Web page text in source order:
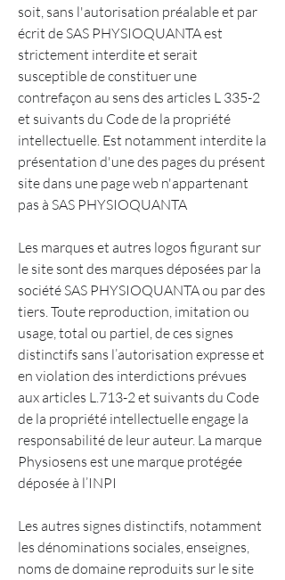
soit, sans l'autorisation préalable et par
écrit de SAS PHYSIOQUANTA est
strictement interdite et serait
susceptible de constituer une
contrefaçon au sens des articles L 335-2
et suivants du Code de la propriété
intellectuelle. Est notamment interdite la
présentation d'une des pages du présent
site dans une page web n'appartenant
pas à SAS PHYSIOQUANTA
Les marques et autres logos figurant sur
le site sont des marques déposées par la
société SAS PHYSIOQUANTA ou par des
tiers. Toute reproduction, imitation ou
usage, total ou partiel, de ces signes
distinctifs sans l’autorisation expresse et
en violation des interdictions prévues
aux articles L.713-2 et suivants du Code
de la propriété intellectuelle engage la
responsabilité de leur auteur. La marque
Physiosens est une marque protégée
déposée à l’INPI
Les autres signes distinctifs, notamment
les dénominations sociales, enseignes,
noms de domaine reproduits sur le site